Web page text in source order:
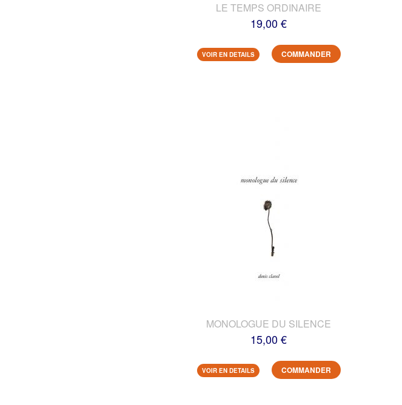
LE TEMPS ORDINAIRE
19,00 €
VOIR EN DETAILS COMMANDER
MONOLOGUE DU SILENCE
15,00 €
VOIR EN DETAILS COMMANDER